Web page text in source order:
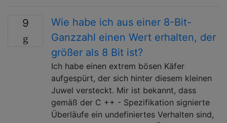
9
Wie habe ich aus einer 8-Bit-
Ganzzahl einen Wert erhalten, der
größer als 8 Bit ist?
Ich habe einen extrem bösen Käfer
aufgespürt, der sich hinter diesem kleinen
Juwel versteckt. Mir ist bekannt, dass
gemäß der C ++ - Spezifikation signierte
Überläufe ein undefiniertes Verhalten sind,